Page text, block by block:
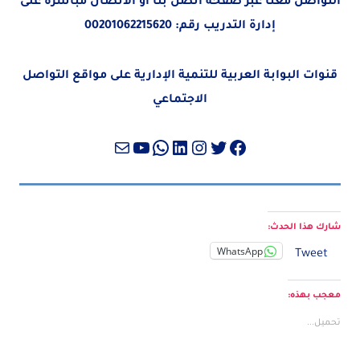
إدارة التدريب رقم: 00201062215620
قنوات البوابة العربية للتنمية الإدارية على مواقع التواصل
الاجتماعي
فيسبوك
تويترإنستجرام
لينكد إن واتساب
يوتيوب
بريد
شارك هذا الحدث:
Tweet
WhatsApp
معجب بهذه:
تحميل...